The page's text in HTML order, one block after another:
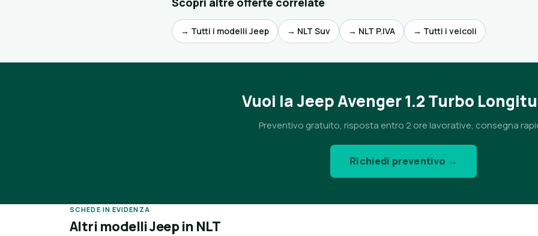
→ Tutti i modelli Jeep → NLT Suv → NLT P.IVA → Tutti i veicoli
Vuoi la Jeep Avenger 1.2 Turbo
Preventivo gratuito, risposta entro 2 ore lavorative, consegna
Richiedi preventivo →
SCHEDE IN EVIDENZA
Altri modelli Jeep in NLT